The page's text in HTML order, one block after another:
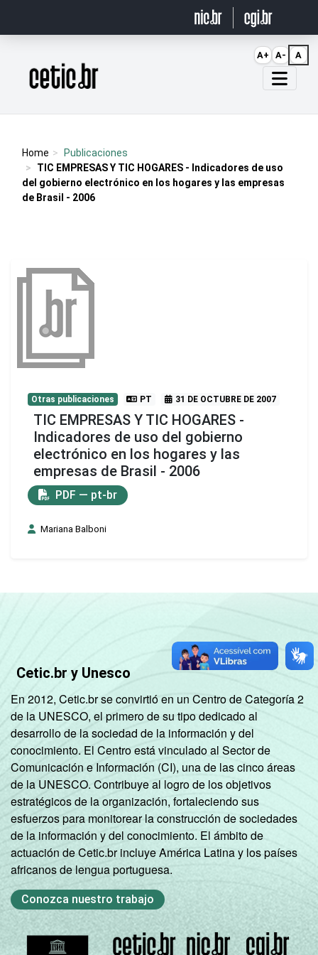
Página inicial
Home
Publicaciones
TIC EMPRESAS Y TIC HOGARES - Indicadores de uso
del gobierno electrónico en los hogares y las empresas
de Brasil - 2006
Otras publicaciones PT 31 DE OCTUBRE DE 2007
TIC EMPRESAS Y TIC HOGARES -
Indicadores de uso del gobierno
electrónico en los hogares y las
empresas de Brasil - 2006
PDF — pt-br
Mariana Balboni
Cetic.br y Unesco
En 2012, Cetic.br se convirtió en un Centro de Categoría 2
de la UNESCO, el primero de su tipo dedicado al
desarrollo de la sociedad de la información y del
conocimiento. El Centro está vinculado al Sector de
Comunicación e Información (CI), una de las cinco áreas
de la UNESCO. Contribuye al logro de los objetivos
estratégicos de la organización, fortaleciendo sus
esfuerzos para monitorear la construcción de sociedades
de la información y del conocimiento. El ámbito de
actuación de Cetic.br incluye América Latina y los países
africanos de lengua portuguesa.
Conozca nuestro trabajo
A+ A- A